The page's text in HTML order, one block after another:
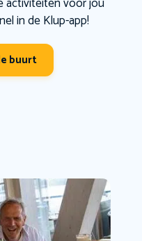
in de Klup-app!
buurt